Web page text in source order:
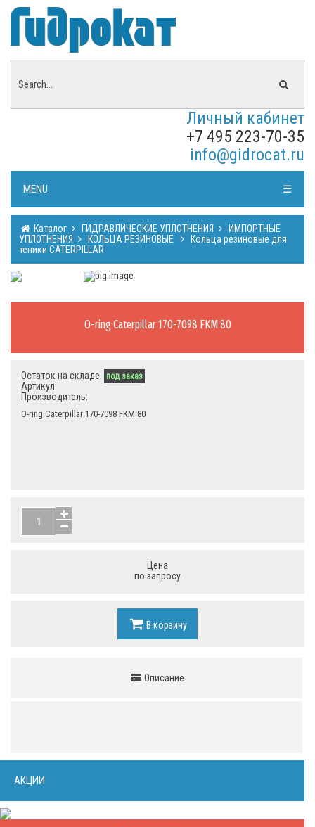
Личный кабинет
+7 495 223-70-35
info@gidrocat.ru
MENU ☰
Каталог ГИДРАВЛИЧЕСКИЕ УПЛОТНЕНИЯ
ИМПОРТНЫЕ
УПЛОТНЕНИЯ
КОЛЬЦА РЕЗИНОВЫЕ
Кольца резиновые для
теники CATERPILLAR
O-ring Caterpillar 170-7098 FKM 80
Остаток на складе: под заказ
Артикул:
Производитель:
O-ring Caterpillar 170-7098 FKM 80
Цена
по запросу
В корзину
Описание
АКЦИИ